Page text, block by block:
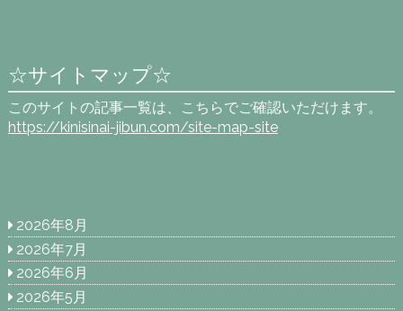
☆サイトマップ☆
このサイトの記事一覧は、こちらでご確認いただけます。
https://kinisinai-jibun.com/site-map-site
2026年8月
2026年7月
2026年6月
2026年5月